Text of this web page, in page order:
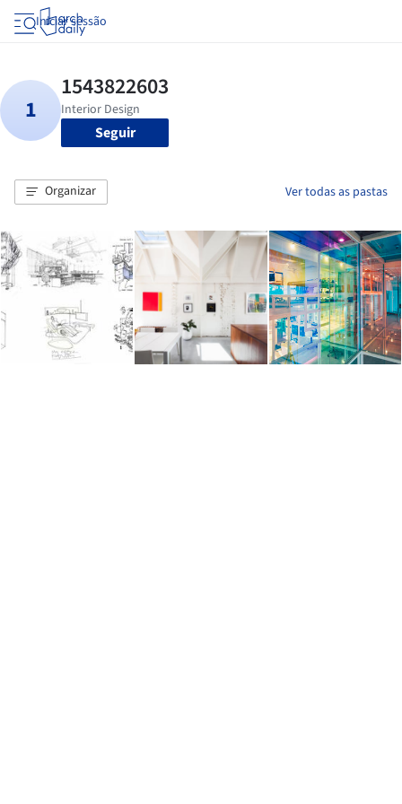
Iniciar sessão
Seguir
Organizar Ver todas as pastas